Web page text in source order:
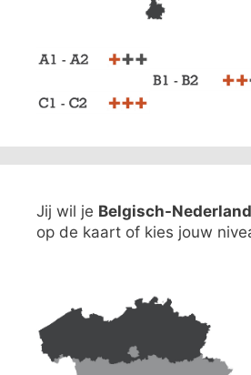
Jij wil je Belgisch-
op de kaart of kies jouw